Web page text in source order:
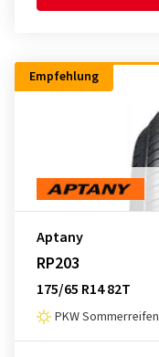
Empfehlung
Aptany
RP203
175/65 R14 82T
PKW Sommerreifen